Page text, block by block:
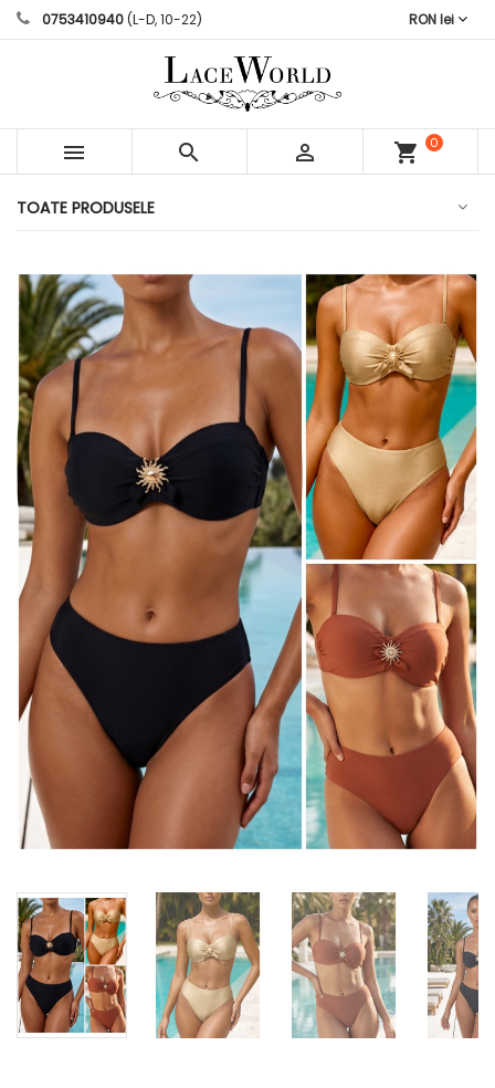
0753410940(L-D, 10-22) RON lei
   shopping_cart
0
TOATE PRODUSELE